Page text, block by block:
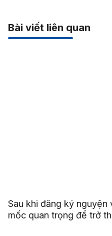
Bài viết liên quan
Sau khi đăng ký
mốc quan trọng để trở